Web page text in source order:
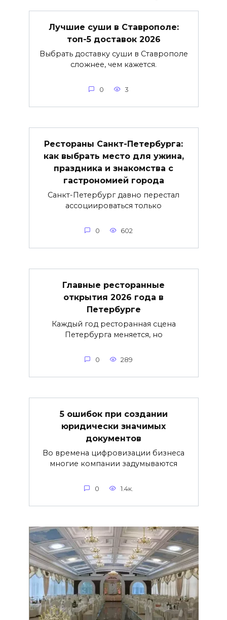
Лучшие суши в Ставрополе:
топ-5 доставок 2026
Выбрать доставку суши в Ставрополе
сложнее, чем кажется.
0 3
Рестораны Санкт-Петербурга:
как выбрать место для ужина,
праздника и знакомства с
гастрономией города
Санкт-Петербург давно перестал
ассоциироваться только
0 602
Главные ресторанные
открытия 2026 года в
Петербурге
Каждый год ресторанная сцена
Петербурга меняется, но
0 289
5 ошибок при создании
юридически значимых
документов
Во времена цифровизации бизнеса
многие компании задумываются
0 1.4к.